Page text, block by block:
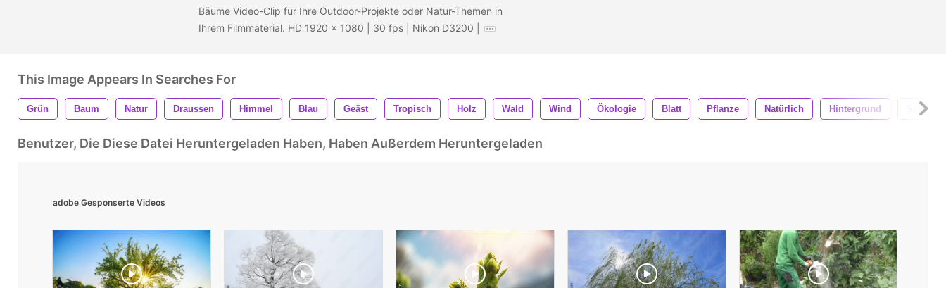
Bäume Video-Clip für Ihre Outdoor-Projekte oder Natur-Themen in
Ihrem Filmmaterial. HD 1920 x 1080 | 30 fps | Nikon D3200 |
This Image Appears In Searches For
Grün Baum Natur Draussen Himmel Blau Geäst Tropisch Holz Wald Wind Ökologie Blatt Pflanze Natürlich Hintergrund Schön
Benutzer, Die Diese Datei Heruntergeladen Haben, Haben Außerdem Heruntergeladen
adobe Gesponserte Videos